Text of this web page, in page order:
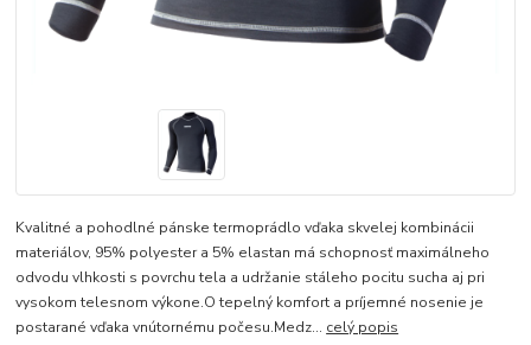
Kvalitné a pohodlné pánske termoprádlo vďaka skvelej kombinácii
materiálov, 95% polyester a 5% elastan má schopnosť maximálneho
odvodu vlhkosti s povrchu tela a udržanie stáleho pocitu sucha aj pri
vysokom telesnom výkone.O tepelný komfort a príjemné nosenie je
postarané vďaka vnútornému počesu.Medz... celý popis